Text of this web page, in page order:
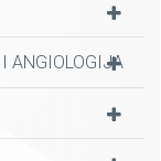
ANGIOLOGIJA